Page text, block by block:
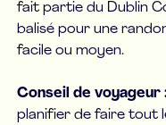
fait partie du Dublin
balisé pour une
facile ou moyen.
Conseil de voyageur
planifier de faire tout